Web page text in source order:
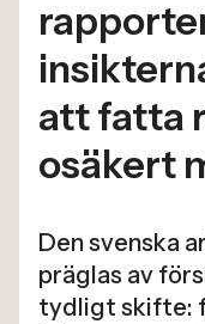
att fatta
osäkert
Den svenska
präglas av
tydligt skifte: